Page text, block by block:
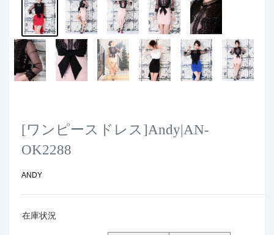
[ワンピースドレス]Andy|AN-
OK2288
ANDY
在庫状況